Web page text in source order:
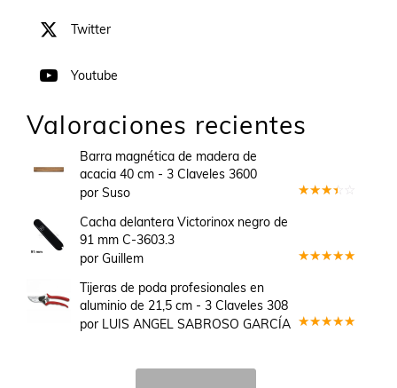
Twitter
Youtube
Valoraciones recientes
Barra magnética de madera de
acacia 40 cm - 3 Claveles 3600
por Suso
Cacha delantera Victorinox negro de
91 mm C-3603.3
por Guillem
Tijeras de poda profesionales en
aluminio de 21,5 cm - 3 Claveles 308
por LUIS ANGEL SABROSO GARCÍA